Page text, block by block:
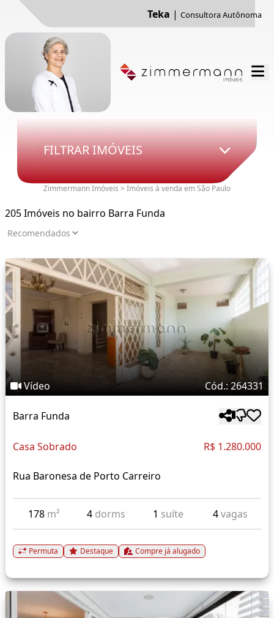
Teka | Consultora Autônoma
FILTRAR IMÓVEIS
Zimmermann Imóveis > Imóveis à venda em São Paulo
205 Imóveis no bairro Barra Funda
Vídeo Cód.: 264331
Barra Funda
Casa Sobrado R$ 1.280.000
Rua Baronesa de Porto Carreiro
178 m² 4 dorms 1 suíte 4vagas
Permuta Destaque Compre já alugado